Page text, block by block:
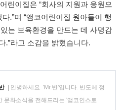
린이집은 “회사의 지원과 응원으
.”며 “앰코어린이집 원아들이 행
는 보육환경을 만드는 데 사명감
.”라고 소감을 밝혔습니다.
| 안녕하세요. 'Mr.반'입니다. 반도체 정
문화소식을 전해드리는 '앰코인스토